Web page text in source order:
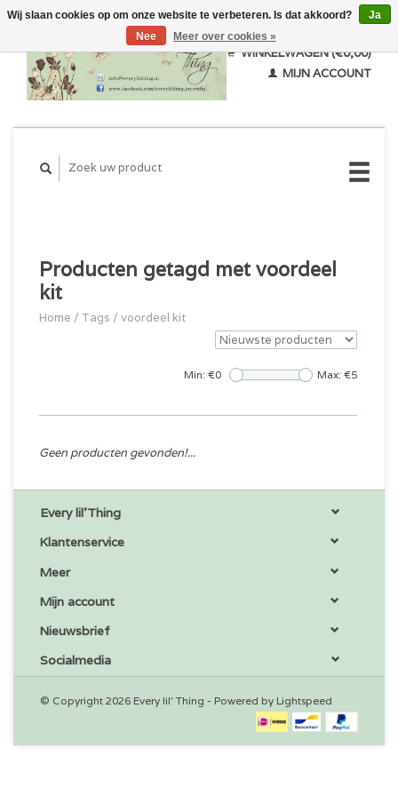
WINKELWAGEN (€0,00)
MIJN ACCOUNT
Producten getagd met voordeel
kit
Home / Tags / voordeel kit
Min: €0 Max: €5
Geen producten gevonden!...
Every lil'Thing
Klantenservice
Meer
Mijn account
Nieuwsbrief
Socialmedia
© Copyright 2026 Every lil' Thing - Powered by Lightspeed
Wij slaan cookies op om onze website te verbeteren. Is dat akkoord?
Ja
Nee
Meer over cookies »